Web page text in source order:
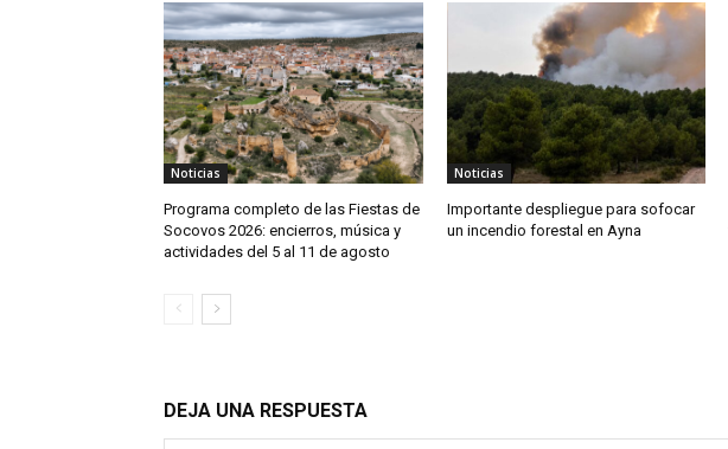
Noticias
Programa completo de las Fiestas de
Socovos 2026: encierros, música y
actividades del 5 al 11 de agosto
Noticias
Importante despliegue para sofocar
un incendio forestal en Ayna
DEJA UNA RESPUESTA